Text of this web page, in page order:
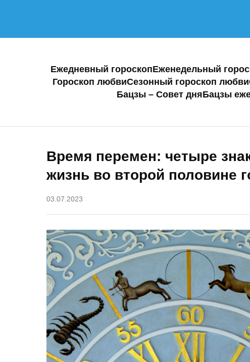
Ежедневный гороскопЕженедельный
Гороскоп любвиСезонный гороскоп любви
Бацзы – Совет дняБацзы
Время перемен: четыре
жизнь во второй половине
03.07.2023